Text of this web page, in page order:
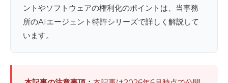
ントやソフトウェアの権利化のポイントは、当事務
所のAIエージェント特許シリーズで詳しく解説して
います。